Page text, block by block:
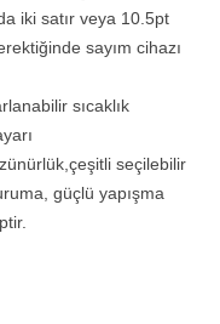
iki satır veya 10.5pt
sayım cihazı
sıcaklık
seçilebilir
güçlü yapışma